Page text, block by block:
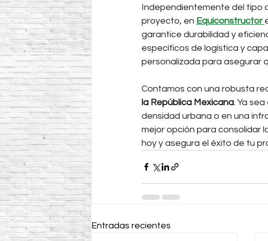
Independientemente del tipo
proyecto, en Equiconstructor
garantice durabilidad y
específicos de logística y
personalizada para asegurar
Contamos con una robusta
la República Mexicana. Ya
densidad urbana o en una
mejor opción para consolidar
hoy y asegura el éxito de tu
Entradas recientes